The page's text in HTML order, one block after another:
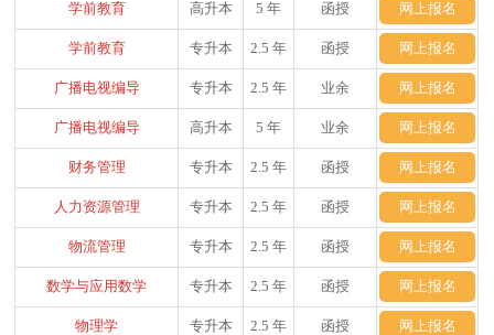
学前教育 高升本 5 年 函授 网上报名
学前教育 专升本 2.5 年 函授 网上报名
广播电视编导 专升本 2.5 年 业余 网上报名
广播电视编导 高升本 5 年 业余 网上报名
财务管理 专升本 2.5 年 函授 网上报名
人力资源管理 专升本 2.5 年 函授 网上报名
物流管理 专升本 2.5 年 函授 网上报名
数学与应用数学 专升本 2.5 年 函授 网上报名
物理学 专升本 2.5 年 函授 网上报名